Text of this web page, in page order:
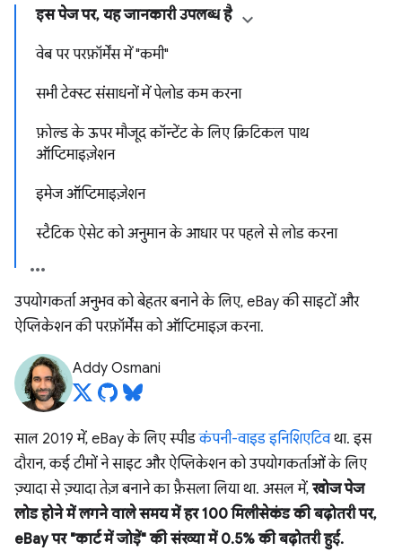
इस पेज पर, यह जानकारी उपलब्ध है
वेब पर परफ़ॉर्मेंस में "कमी"
सभी टेक्स्ट संसाधनों में पेलोड कम करना
फ़ोल्ड के ऊपर मौजूद कॉन्टेंट के लिए क्रिटिकल पाथ
ऑप्टिमाइज़ेशन
इमेज ऑप्टिमाइज़ेशन
स्टैटिक ऐसेट को अनुमान के आधार पर पहले से लोड करना
उपयोगकर्ता अनुभव को बेहतर बनाने के लिए, eBay की साइटों और
ऐप्लिकेशन की परफ़ॉर्मेंस को ऑप्टिमाइज़ करना.
Addy Osmani
साल 2019 में, eBay के लिए स्पीडकंपनी-वाइड इनिशिएटिवथा. इस
दौरान, कई टीमों ने साइट और ऐप्लिकेशन को उपयोगकर्ताओं के लिए
ज़्यादा से ज़्यादा तेज़ बनाने का फ़ैसला लिया था. असल में, खोज पेज
लोड होने में लगने वाले समय में हर 100 मिलीसेकंड की बढ़ोतरी पर,
eBay पर "कार्ट में जोड़ें" की संख्या में 0.5% की बढ़ोतरी हुई.